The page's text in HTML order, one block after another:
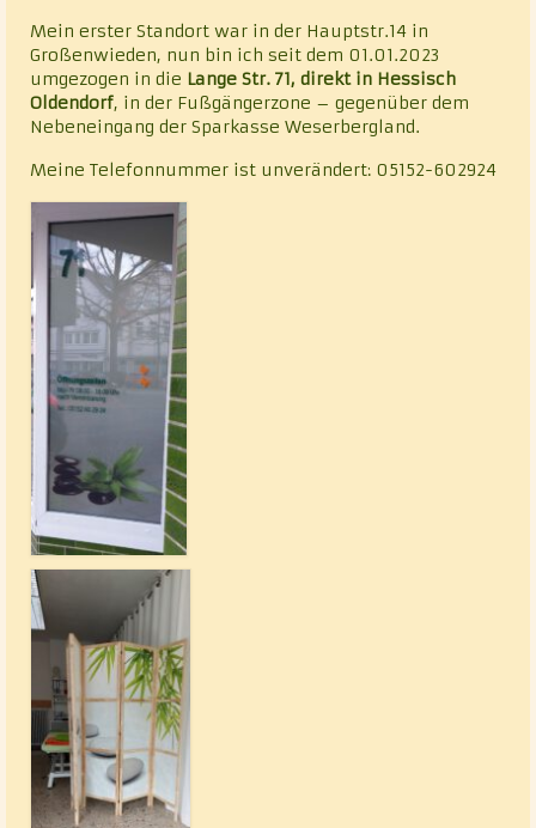
Mein erster Standort war in der Hauptstr.14 in
Großenwieden, nun bin ich seit dem 01.01.2023
umgezogen in die Lange Str. 71, direkt in Hessisch
Oldendorf, in der Fußgängerzone – gegenüber dem
Nebeneingang der Sparkasse Weserbergland.
Meine Telefonnummer ist unverändert: 05152-602924